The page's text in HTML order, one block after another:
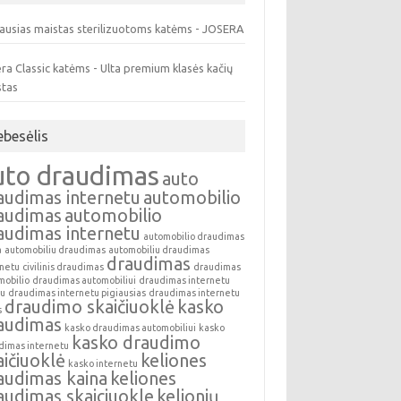
maistas sterilizuotoms katėms - JOSERA
Classic katėms - Ulta premium klasės kačių
draudimas auto
internetu automobilio
automobilio
internetu automobilio draudimas
automobiliu draudimas automobiliu draudimas
civilinis draudimas draudimas draudimas
draudimas automobiliui draudimas internetu
draudimas internetu pigiausias draudimas internetu
draudimo skaičiuoklė kasko
kasko draudimas automobiliui kasko
internetu
kasko draudimo
kasko internetu
keliones
kaina keliones
skaiciuokle kelionių